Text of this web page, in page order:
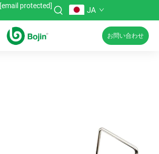
[email protected] JA
お問い合わせ